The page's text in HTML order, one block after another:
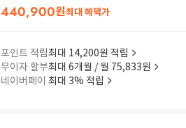
440,900원최대 혜택가
포인트 적립최대 14,200원 적립
무이자 할부최대 6개월 / 월 75,833원
네이버페이 최대 3% 적립